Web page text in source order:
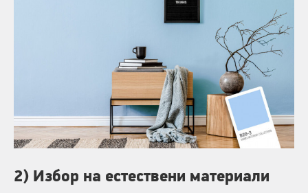
2) Избор на естествени материали